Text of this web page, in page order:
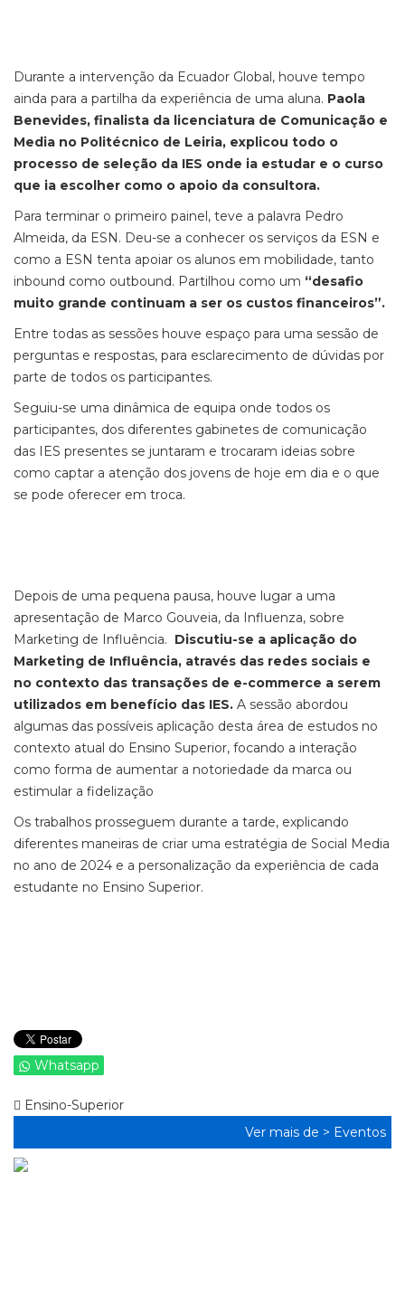
Durante a intervenção da Ecuador Global, houve tempo
ainda para a partilha da experiência de uma aluna. Paola
Benevides, finalista da licenciatura de Comunicação e
Media no Politécnico de Leiria, explicou todo o
processo de seleção da IES onde ia estudar e o curso
que ia escolher como o apoio da consultora.
Para terminar o primeiro painel, teve a palavra Pedro
Almeida, da ESN. Deu-se a conhecer os serviços da ESN e
como a ESN tenta apoiar os alunos em mobilidade, tanto
inbound como outbound. Partilhou como um “desafio
muito grande continuam a ser os custos financeiros”.
Entre todas as sessões houve espaço para uma sessão de
perguntas e respostas, para esclarecimento de dúvidas por
parte de todos os participantes.
Seguiu-se uma dinâmica de equipa onde todos os
participantes, dos diferentes gabinetes de comunicação
das IES presentes se juntaram e trocaram ideias sobre
como captar a atenção dos jovens de hoje em dia e o que
se pode oferecer em troca.
Depois de uma pequena pausa, houve lugar a uma
apresentação de Marco Gouveia, da Influenza, sobre
Marketing de Influência. Discutiu-se a aplicação do
Marketing de Influência, através das redes sociais e
no contexto das transações de e-commerce a serem
utilizados em benefício das IES. A sessão abordou
algumas das possíveis aplicação desta área de estudos no
contexto atual do Ensino Superior, focando a interação
como forma de aumentar a notoriedade da marca ou
estimular a fidelização
Os trabalhos prosseguem durante a tarde, explicando
diferentes maneiras de criar uma estratégia de Social Media
no ano de 2024 e a personalização da experiência de cada
estudante no Ensino Superior.
Whatsapp
Ensino-Superior
Ver mais de > Eventos